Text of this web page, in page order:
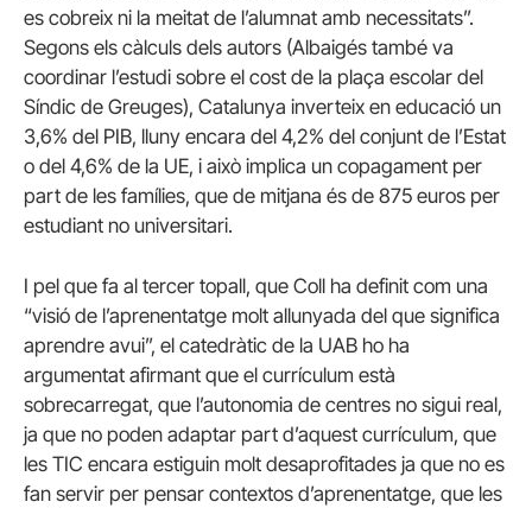
es cobreix ni la meitat de l’alumnat amb necessitats”.
Segons els càlculs dels autors (Albaigés també va
coordinar l’estudi sobre el cost de la plaça escolar del
Síndic de Greuges), Catalunya inverteix en educació un
3,6% del PIB, lluny encara del 4,2% del conjunt de l’Estat
o del 4,6% de la UE, i això implica un copagament per
part de les famílies, que de mitjana és de 875 euros per
estudiant no universitari.
I pel que fa al tercer topall, que Coll ha definit com una
“visió de l’aprenentatge molt allunyada del que significa
aprendre avui”, el catedràtic de la UAB ho ha
argumentat afirmant que el currículum està
sobrecarregat, que l’autonomia de centres no sigui real,
ja que no poden adaptar part d’aquest currículum, que
les TIC encara estiguin molt desaprofitades ja que no es
fan servir per pensar contextos d’aprenentatge, que les